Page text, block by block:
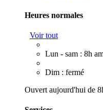
Heures normales
Voir tout
Lun - sam : 8h
Dim : fermé
Ouvert aujourd'hui de